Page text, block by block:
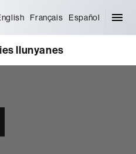
Français Español
llunyanes